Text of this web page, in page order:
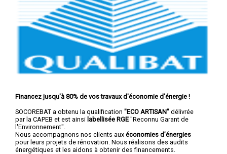
Financez jusqu'à 80% de vos travaux d'économie d’énergie !
SOCOREBAT a obtenu la qualification "ECO ARTISAN" délivrée
par la CAPEB et est ainsi labellisée RGE "Reconnu Garant de
l'Environnement".
Nous accompagnons nos clients aux économies d’énergies
pour leurs projets de rénovation. Nous réalisons des audits
énergétiques et les aidons à obtenir des financements.